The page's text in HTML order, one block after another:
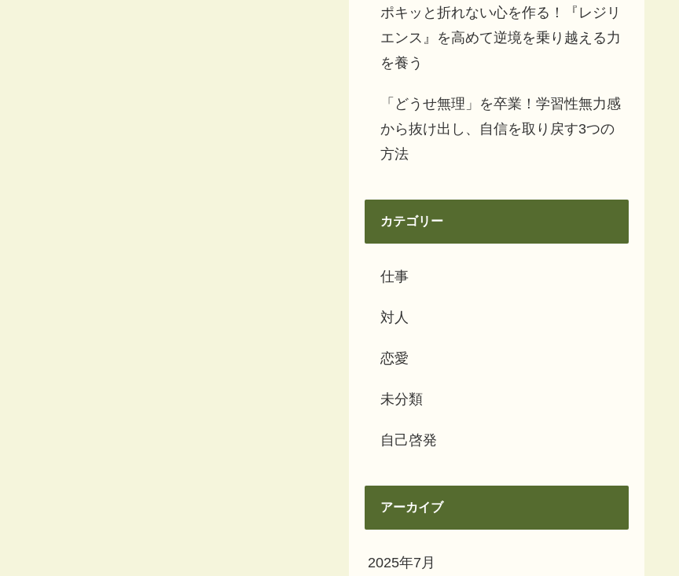
ポキッと折れない心を作る！『レジリ
エンス』を高めて逆境を乗り越える力
を養う
「どうせ無理」を卒業！学習性無力感
から抜け出し、自信を取り戻す3つの
方法
カテゴリー
仕事
対人
恋愛
未分類
自己啓発
アーカイブ
2025年7月